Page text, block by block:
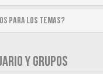
para los temas?
Y GRUPOS